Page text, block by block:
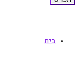
בית